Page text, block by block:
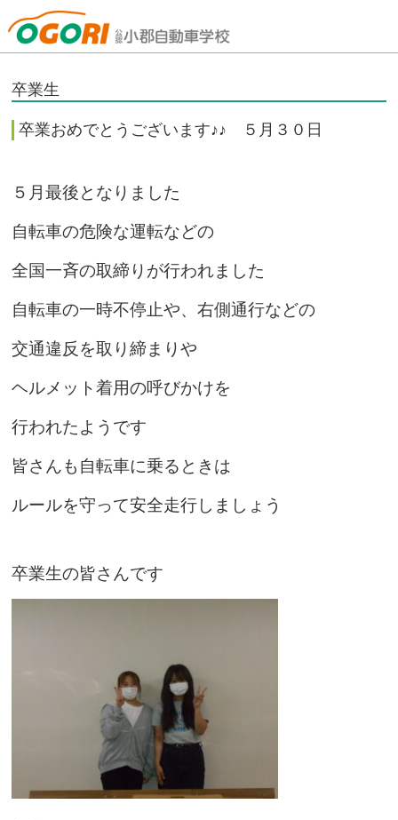
山口県小郡自動車学校
卒業生
卒業おめでとうございます♪♪ ５月３０日
５月最後となりました
自転車の危険な運転などの
全国一斉の取締りが行われました
自転車の一時不停止や、右側通行などの
交通違反を取り締まりや
ヘルメット着用の呼びかけを
行われたようです
皆さんも自転車に乗るときは
ルールを守って安全走行しましょう
卒業生の皆さんです